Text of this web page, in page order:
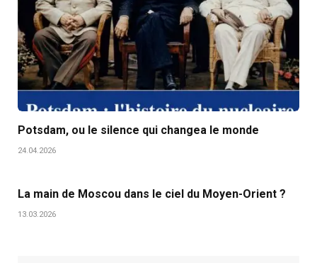
Potsdam, ou le silence qui changea le monde
24.04.2026
La main de Moscou dans le ciel du Moyen-Orient ?
13.03.2026